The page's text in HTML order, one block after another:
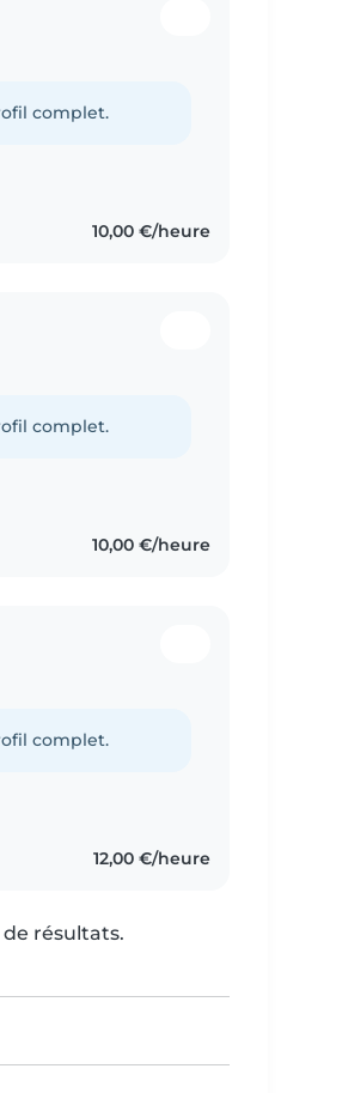
complet.
10,00 €/heure
complet.
10,00 €/heure
complet.
12,00 €/heure
résultats.